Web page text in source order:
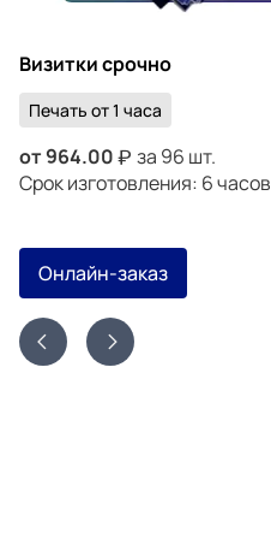
Визитки срочно
Печать от 1 часа
от964.00
за 96 шт.
Срок изготовления: 6 часов
Онлайн-заказ